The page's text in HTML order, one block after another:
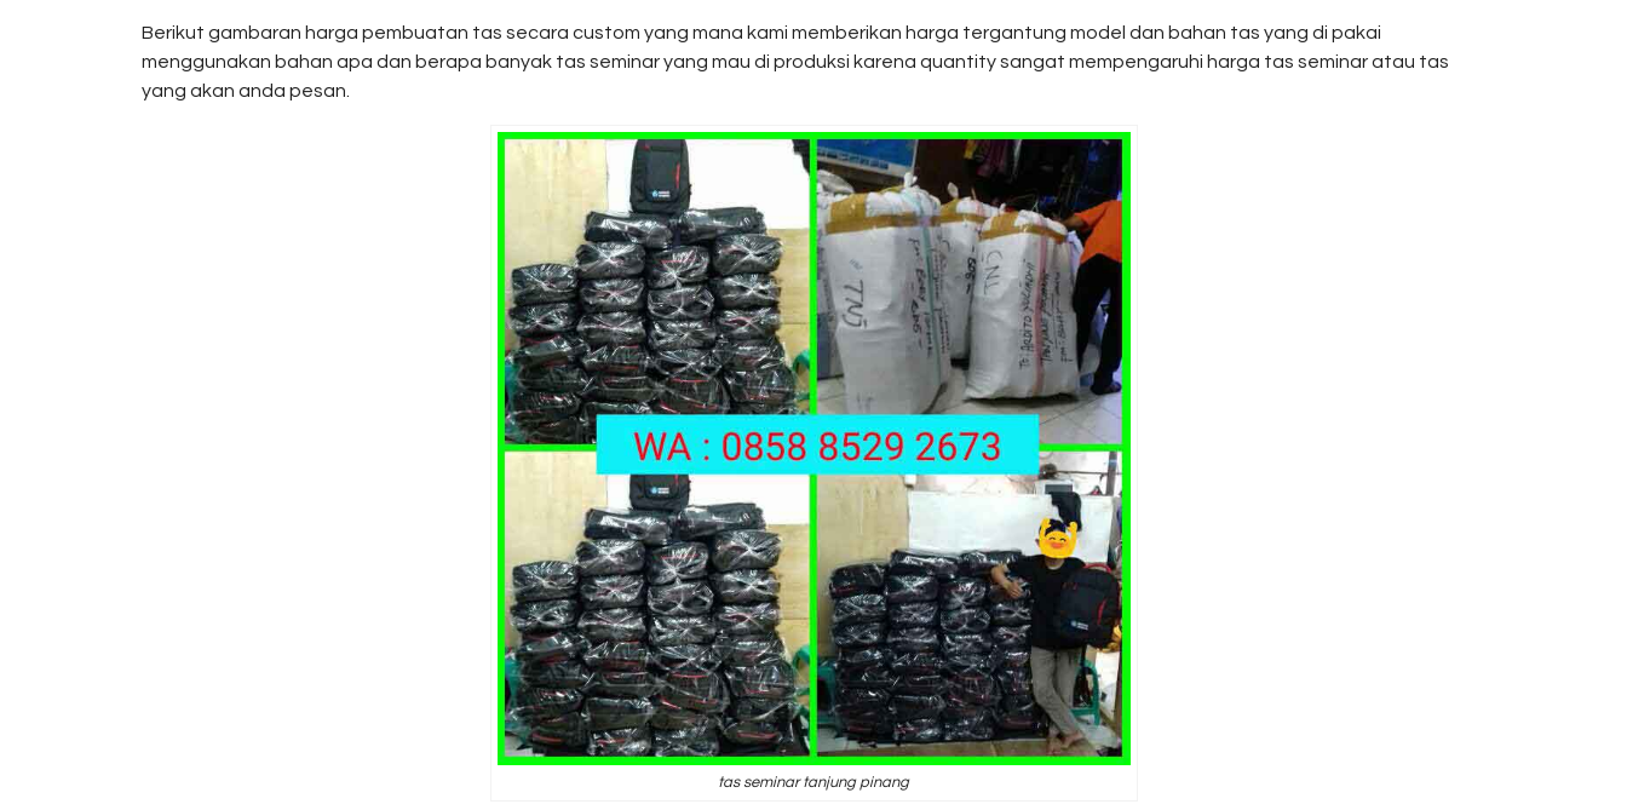
Berikut gambaran harga pembuatan tas secara custom yang mana kami memberikan harga tergantung model dan bahan tas yang di pakai
menggunakan bahan apa dan berapa banyak tas seminar yang mau di produksi karena quantity sangat mempengaruhi harga tas seminar atau tas
yang akan anda pesan.
tas seminar tanjung pinang